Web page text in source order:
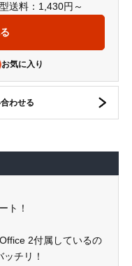
送料：1,430円～
わせる
ト！
2付属しているの
チリ！